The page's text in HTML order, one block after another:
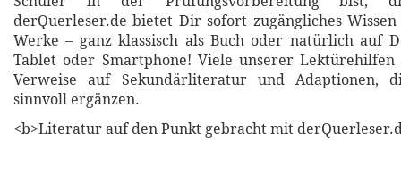
derQuerleser.de bietet Dir sofort zugängliches
Werke – ganz klassisch als Buch oder natürlich auf
Tablet oder Smartphone! Viele unserer Lektürehilfen
Verweise auf Sekundärliteratur und Adaptionen,
sinnvoll ergänzen.
<b>Literatur auf den Punkt gebracht mit